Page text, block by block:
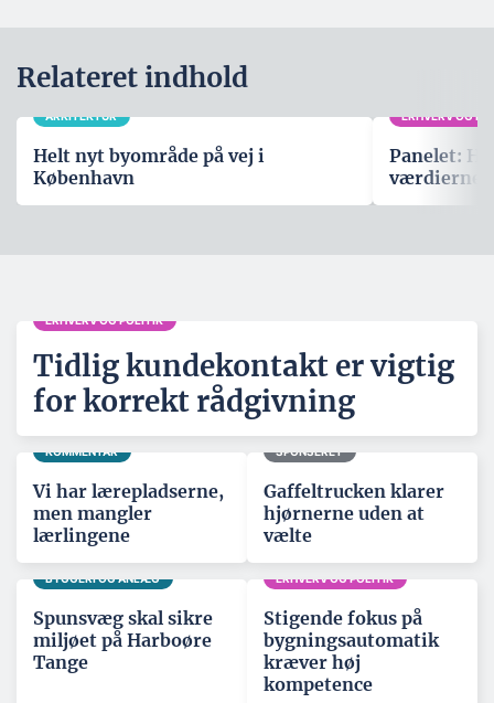
Relateret indhold
ARKITEKTUR
Helt nyt byområde på vej i
København
ERHVERV OG
Panelet:
værdierne,
ERHVERV OG POLITIK
Tidlig kundekontakt er vigtig
for korrekt rådgivning
KOMMENTAR
Vi har lærepladserne,
men mangler
lærlingene
SPONSERET
Gaffeltrucken klarer
hjørnerne uden at
vælte
BYGGERI OG ANLÆG
Spunsvæg skal sikre
miljøet på Harboøre
Tange
ERHVERV OG POLITIK
Stigende fokus på
bygningsautomatik
kræver høj
kompetence